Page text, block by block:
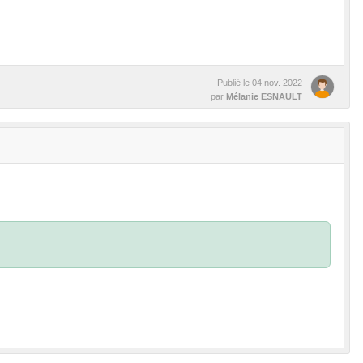
Publié le 04 nov. 2022
par Mélanie ESNAULT